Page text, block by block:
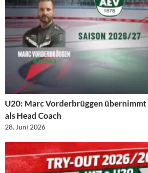
U20: Marc Vorderbrüggen
als Head Coach
28. Juni 2026